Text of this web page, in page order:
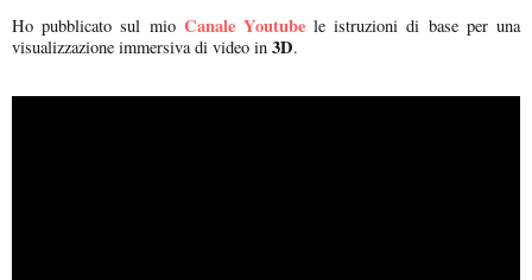
Ho pubblicato sul mio Canale Youtubele istruzioni di base per una
visualizzazione immersiva di video in 3D.